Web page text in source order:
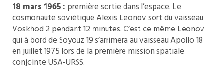
18 mars 1965 : première sortie dans l’espace. Le
cosmonaute soviétique Alexis Leonov sort du vaisseau
Voskhod 2 pendant 12 minutes. C’est ce même Leonov
qui à bord de Soyouz 19 s’arrimera au vaisseau Apollo 18
en juillet 1975 lors de la première mission spatiale
conjointe USA-URSS.